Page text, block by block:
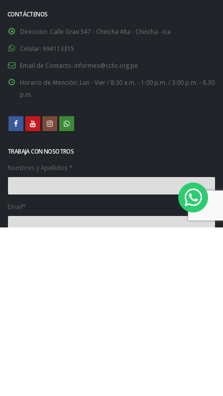
CONTÁCTENOS
Direccion: Calle Grau 547 - Chincha Alta - Chincha - Ica
Celular: 994113315
Email de Contacto: informes@cchc.org.pe
Horario de Atención: Lun - Vier / 8:30 a.m. - 1:00 p.m. / 3:00 p.m. - 6.30
p.m.
TRABAJA CON NOSOTROS
Nombres y Apellidos *
Email*